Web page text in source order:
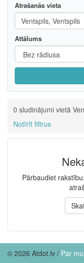
Atrašanās vieta
Attālums
0 sludinājumi vietā
Notīrīt filtrus
Pārbaudiet
© 2026 Atdot.lv / Par